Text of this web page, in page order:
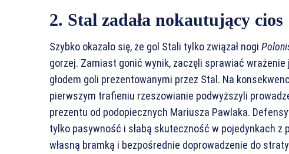
2. Stal zadała nokautujący cios
Szybko okazało się, że gol Stali tylko związał nogi
gorzej. Zamiast gonić wynik, zaczęli sprawiać
głodem goli prezentowanymi przez Stal. Na
pierwszym trafieniu rzeszowianie podwyższyli
prezentu od podopiecznych Mariusza Pawlaka.
tylko pasywność i słabą skuteczność w pojedynkach z
własną bramką i bezpośrednie doprowadzenie do